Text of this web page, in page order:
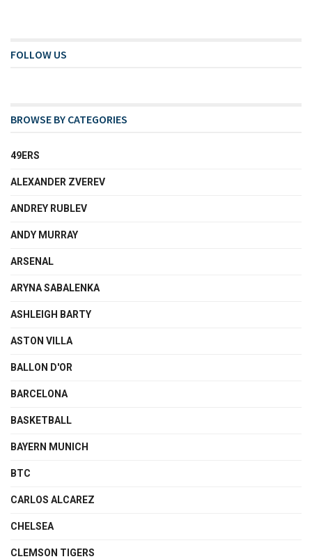
FOLLOW US
BROWSE BY CATEGORIES
49ERS
ALEXANDER ZVEREV
ANDREY RUBLEV
ANDY MURRAY
ARSENAL
ARYNA SABALENKA
ASHLEIGH BARTY
ASTON VILLA
BALLON D'OR
BARCELONA
BASKETBALL
BAYERN MUNICH
BTC
CARLOS ALCAREZ
CHELSEA
CLEMSON TIGERS